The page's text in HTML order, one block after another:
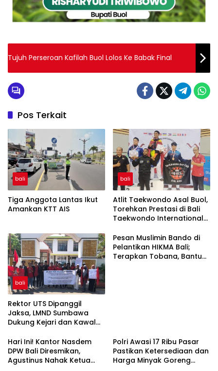
Tujuh Perseroan Kafilah Buol Lolos Ke Babak Final
Pos Terkait
bali
Tiga Anggota Lantas Ikut
Amankan KTT AIS
bali
Atlit Taekwondo Asal Buol,
Torehkan Prestasi di Bali
Taekwondo International
bali
Rektor UTS Dipanggil
Jaksa, LMND Sumbawa
Dukung Kejari dan Kawal
Pemotongan Beasiswa
Bidikmisi
Pesan Muslimin Bando di
Pelantikan HIKMA Bali;
Terapkan Tobana, Bantu
Hari Ini! Kantor Nasdem
DPW Bali Diresmikan,
Agustinus Nahak Ketua
Polri Awasi 17 Ribu Pasar
Pastikan Ketersediaan dan
Harga Minyak Goreng